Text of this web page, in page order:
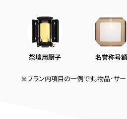
祭壇用厨子 名誉称号額
※プラン内項目の一例です。物品･サー